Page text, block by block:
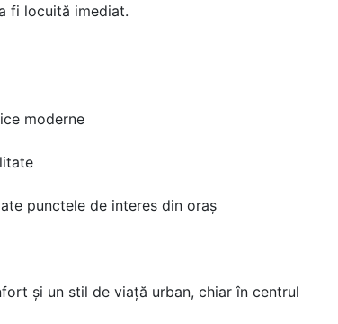
fi locuită imediat.
moderne
punctele de interes din oraș
și un stil de viață urban, chiar în centrul